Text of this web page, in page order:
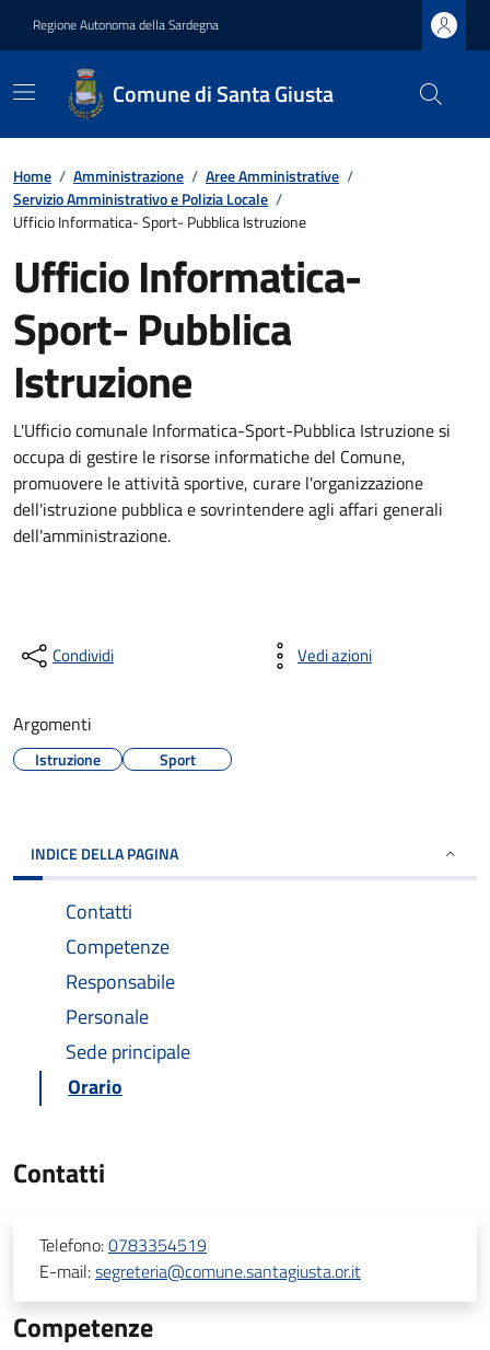
Regione Autonoma della Sardegna
Comune di Santa Giusta
Home / Amministrazione / Aree Amministrative /
Servizio Amministrativo e Polizia Locale /
Ufficio Informatica- Sport- Pubblica Istruzione
Ufficio Informatica-
Sport- Pubblica
Istruzione
L'Ufficio comunale Informatica-Sport-Pubblica Istruzione si
occupa di gestire le risorse informatiche del Comune,
promuovere le attività sportive, curare l'organizzazione
dell'istruzione pubblica e sovrintendere agli affari generali
dell'amministrazione.
Condividi Vedi azioni
Argomenti
Istruzione Sport
INDICE DELLA PAGINA
Contatti
Competenze
Responsabile
Personale
Sede principale
Orario
Contatti
Telefono:0783354519
E-mail:segreteria@comune.santagiusta.or.it
Competenze